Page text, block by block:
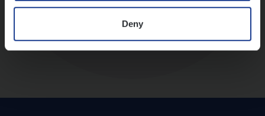
Deny